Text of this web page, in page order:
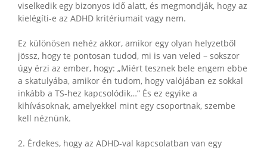
viselkedik egy bizonyos idő alatt, és megmondják, hogy az
kielégíti-e az ADHD kritériumait vagy nem.
Ez különösen nehéz akkor, amikor egy olyan helyzetből
jössz, hogy te pontosan tudod, mi is van veled – sokszor
úgy érzi az ember, hogy: „Miért tesznek bele engem ebbe
a skatulyába, amikor én tudom, hogy valójában ez sokkal
inkább a TS-hez kapcsolódik…” És ez egyike a
kihívásoknak, amelyekkel mint egy csoportnak, szembe
kell néznünk.
2. Érdekes, hogy az ADHD-val kapcsolatban van egy